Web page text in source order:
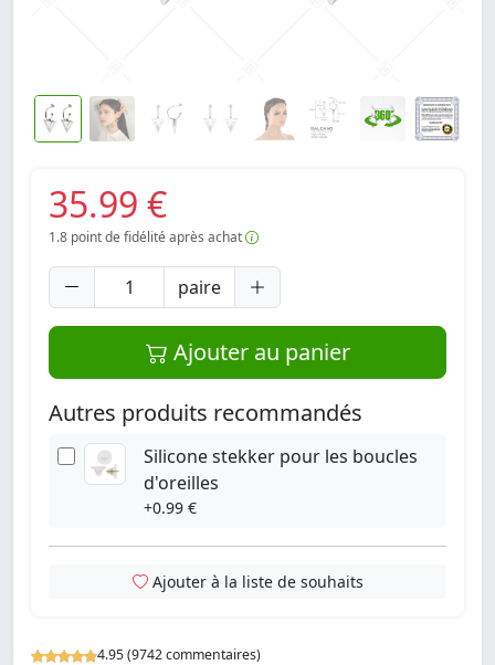
4.95 (9742 commentaires)
35.99 €
1.8 point de fidélité après achat
paire
Ajouter au panier
Autres produits recommandés
Silicone stekker pour les boucles
d'oreilles
+0.99 €
Ajouter à la liste de souhaits